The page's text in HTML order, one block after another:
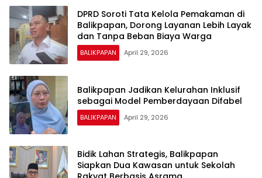
DPRD Soroti Tata Kelola Pemakaman di
Balikpapan, Dorong Layanan Lebih Layak
dan Tanpa Beban Biaya Warga
BALIKPAPAN April 29, 2026
Balikpapan Jadikan Kelurahan Inklusif
sebagai Model Pemberdayaan Difabel
BALIKPAPAN April 29, 2026
Bidik Lahan Strategis, Balikpapan
Siapkan Dua Kawasan untuk Sekolah